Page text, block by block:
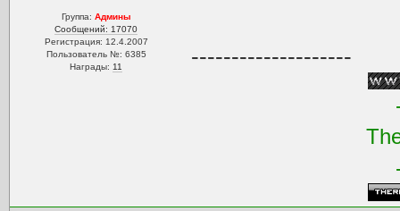
Группа: Админы
Сообщений: 17070
Регистрация: 12.4.2007
Пользователь №: 6385
Награды: 11 --------------------